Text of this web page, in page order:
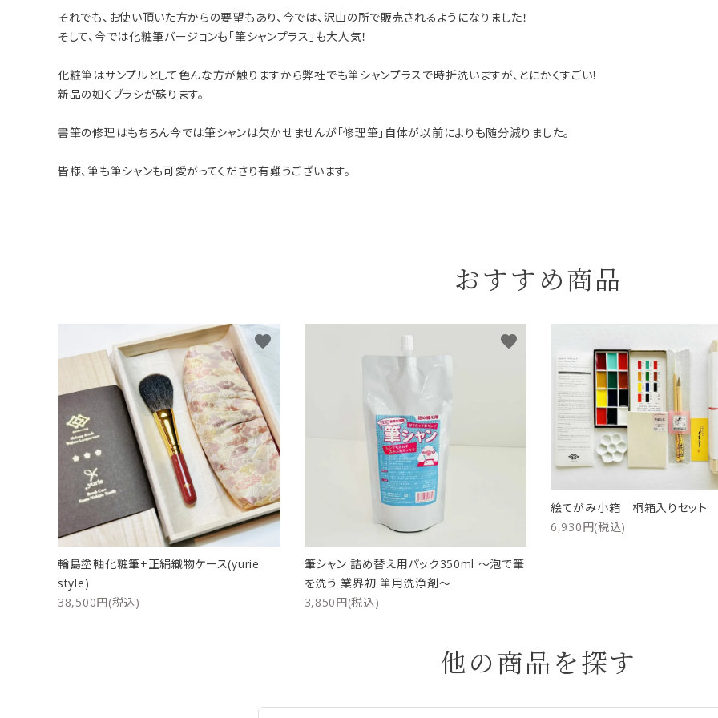
それでも、お使い頂いた方からの要望もあり、今では、沢山の所で販売されるようになりました！
そして、今では化粧筆バージョンも「筆シャンプラス」も大人気！
化粧筆はサンプルとして色んな方が触りますから弊社でも筆シャンプラスで時折洗いますが、とにかくすごい！
新品の如くブラシが蘇ります。
書筆の修理はもちろん今では筆シャンは欠かせませんが「修理筆」自体が以前によりも随分減りました。
皆様、筆も筆シャンも可愛がってくださり有難うございます。
おすすめ商品
輪島塗軸化粧筆+正絹織物ケース(yurie
style)
38,500円(税込)
favorite
筆シャン 詰め替え用パック350ml ～泡で筆
を洗う 業界初 筆用洗浄剤～
3,850円(税込)
favorite
絵てがみ小箱 桐箱入りセット
6,930円(税込)
他の商品を探す